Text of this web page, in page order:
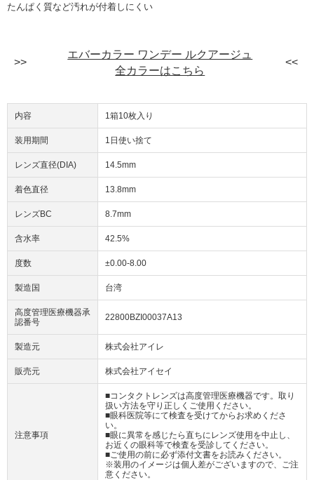
たんぱく質など汚れが付着しにくい
エバーカラー ワンデー ルクアージュ
全カラーはこちら
内容 1箱10枚入り
装用期間 1日使い捨て
レンズ直径(DIA) 14.5mm
着色直径 13.8mm
レンズBC 8.7mm
含水率 42.5%
度数 ±0.00-8.00
製造国 台湾
高度管理医療機器承
認番号
22800BZI00037A13
製造元 株式会社アイレ
販売元 株式会社アイセイ
注意事項
■コンタクトレンズは高度管理医療機器です。取り
扱い方法を守り正しくご使用ください。
■眼科医院等にて検査を受けてからお求めくださ
い。
■眼に異常を感じたら直ちにレンズ使用を中止し、
お近くの眼科等で検査を受診してください。
■ご使用の前に必ず添付文書をお読みください。
※装用のイメージは個人差がございますので、ご注
意ください。